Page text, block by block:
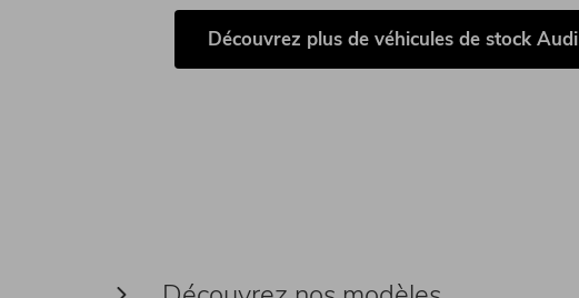
Découvrez plus de véhicules de stock Audi